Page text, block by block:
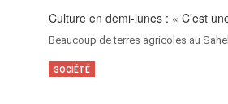
Culture en demi-lunes : « C’est
Beaucoup de terres agricoles au
SOCIÉTÉ